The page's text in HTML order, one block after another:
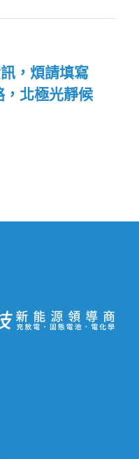
，煩請填寫
，北極光靜候